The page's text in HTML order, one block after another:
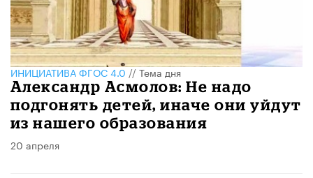
ИНИЦИАТИВА ФГОС 4.0//Тема дня
Александр Асмолов: Не надо
подгонять детей, иначе они уйдут
из нашего образования
20 апреля